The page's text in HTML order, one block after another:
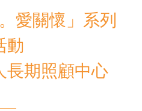
愛關懷」系列
動
長期照顧中心